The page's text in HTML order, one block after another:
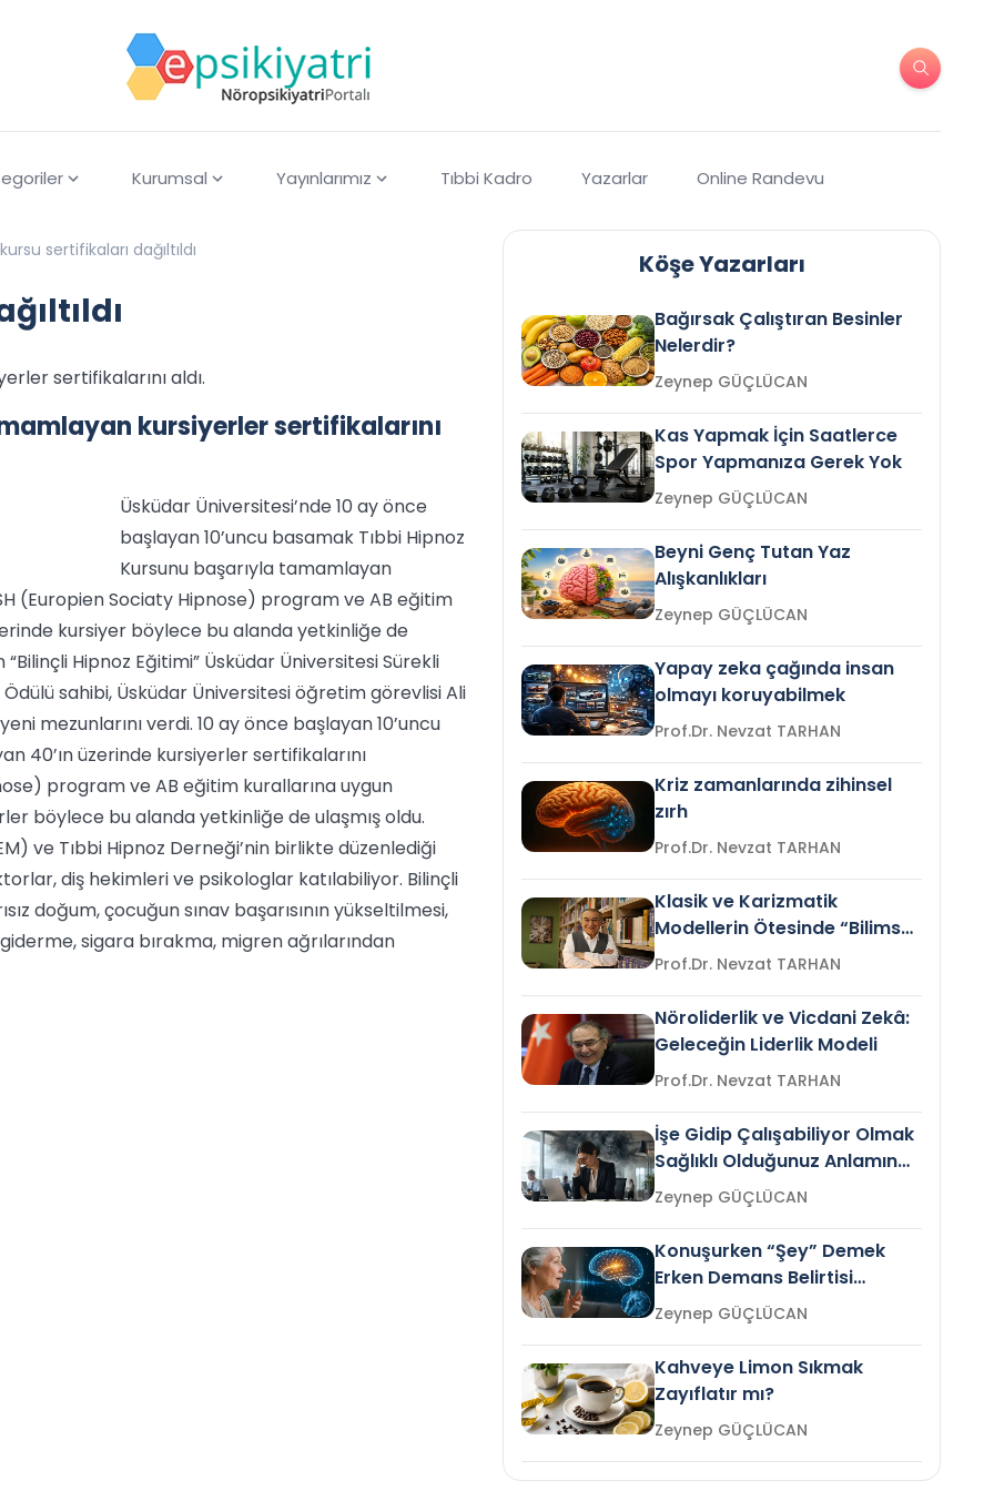
Kurumsal Yayınlarımız Tıbbi Kadro Yazarlar Online Randevu
sertifikaları dağıltıldı
sertifikalarını aldı.
kursiyerler sertifikalarını
Üsküdar Üniversitesi’nde 10 ay önce
başlayan 10’uncu basamak Tıbbi Hipnoz
Kursunu başarıyla tamamlayan
(Europien Sociaty Hipnose) program ve AB eğitim
kursiyer böylece bu alanda yetkinliğe de
Hipnoz Eğitimi” Üsküdar Üniversitesi Sürekli
sahibi, Üsküdar Üniversitesi öğretim görevlisi Ali
mezunlarını verdi. 10 ay önce başlayan 10’uncu
40’ın üzerinde kursiyerler sertifikalarını
program ve AB eğitim kurallarına uygun
böylece bu alanda yetkinliğe de ulaşmış oldu.
ve Tıbbi Hipnoz Derneği’nin birlikte düzenlediği
diş hekimleri ve psikologlar katılabiliyor. Bilinçli
doğum, çocuğun sınav başarısının yükseltilmesi,
sigara bırakma, migren ağrılarından
Köşe Yazarları
Bağırsak Çalıştıran Besinler
Nelerdir?
Zeynep GÜÇLÜCAN
Kas Yapmak İçin Saatlerce
Spor Yapmanıza Gerek Yok
Zeynep GÜÇLÜCAN
Beyni Genç Tutan Yaz
Alışkanlıkları
Zeynep GÜÇLÜCAN
Yapay zeka çağında insan
olmayı koruyabilmek
Prof.Dr. Nevzat TARHAN
Kriz zamanlarında zihinsel
zırh
Prof.Dr. Nevzat TARHAN
Klasik ve Karizmatik
Modellerin Ötesinde “Bilimsel
Liderlik”
Prof.Dr. Nevzat TARHAN
Nöroliderlik ve Vicdani Zekâ:
Geleceğin Liderlik Modeli
Prof.Dr. Nevzat TARHAN
İşe Gidip Çalışabiliyor Olmak
Sağlıklı Olduğunuz Anlamına
Gelir mi?Zeynep GÜÇLÜCAN
Konuşurken “Şey” Demek
Erken Demans Belirtisi
Olabilir mi?Zeynep GÜÇLÜCAN
Kahveye Limon Sıkmak
Zayıflatır mı?
Zeynep GÜÇLÜCAN